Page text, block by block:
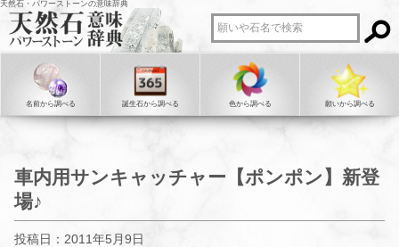
天然石・パワーストーンの意味辞典
名前から調べる 誕生石から調べる 色から調べる 願いから調べる
車内用サンキャッチャー【ポンポン】新登
場♪
投稿日：2011年5月9日